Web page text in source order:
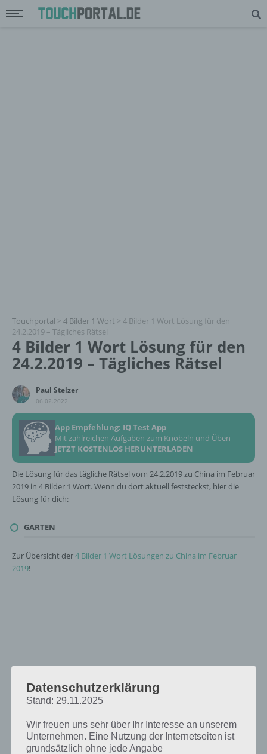
Touchportal > 4 Bilder 1 Wort > 4 Bilder 1 Wort Lösung für den
24.2.2019 – Tägliches Rätsel
4 Bilder 1 Wort Lösung für den
24.2.2019 – Tägliches Rätsel
Paul Stelzer
06.02.2022
App Empfehlung: IQ Test App
Mit zahlreichen Aufgaben zum Knobeln und Üben
JETZT KOSTENLOS HERUNTERLADEN
Die Lösung für das tägliche Rätsel vom 24.2.2019 zu China im Februar
2019 in 4 Bilder 1 Wort. Wenn du dort aktuell feststeckst, hier die
Lösung für dich:
GARTEN
Zur Übersicht der4 Bilder 1 Wort Lösungen zu China im Februar
2019!
Datenschutzerklärung
Stand: 29.11.2025
Wir freuen uns sehr über Ihr Interesse an unserem
Unternehmen. Eine Nutzung der Internetseiten ist
grundsätzlich ohne jede Angabe